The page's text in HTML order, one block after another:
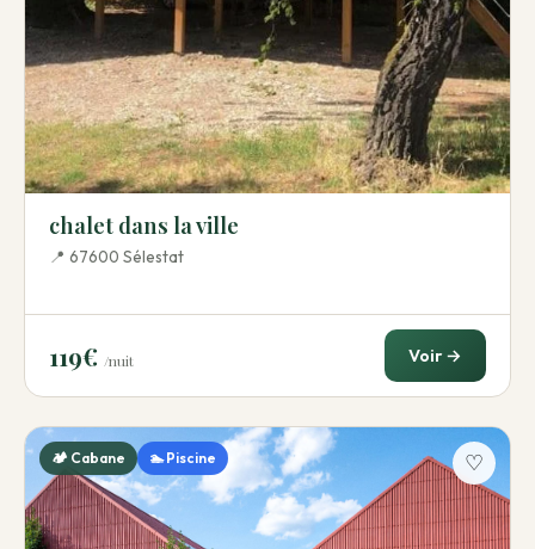
chalet dans la ville
📍 67600 Sélestat
119€ /nuit Voir →
♡
🏕️ Cabane 🏊 Piscine